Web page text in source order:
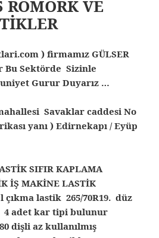
RÖMORK VE
) firmamız GÜLSER
Bu Sektörde Sizinle
Gurur Duyarız …
Savaklar caddesi No
yanı ) Edirnekapı / Eyüp
SIFIR KAPLAMA
İŞ MAKİNE LASTİK
çıkma lastik 265/70R19. düz
4 adet kar tipi bulunur
dişli az kullanılmış